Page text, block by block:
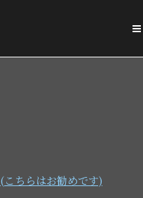
(こちらはお勧めです)